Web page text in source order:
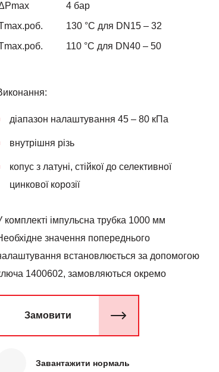
4 бар
130 °С для DN15 – 32
110 °С для DN40 – 50
діапазон налаштування 45 – 80 кПа
внутрішня різь
копус з латуні, стійкої до селективної
цинкової корозії
комплекті імпульсна трубка 1000 мм
значення попереднього
встановлюється за допомогою
1400602, замовляються окремо
Замовити
Завантажити нормаль